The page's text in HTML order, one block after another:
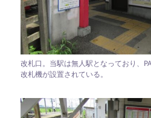
改札口。当駅は無人駅となっており、
改札機が設置されている。